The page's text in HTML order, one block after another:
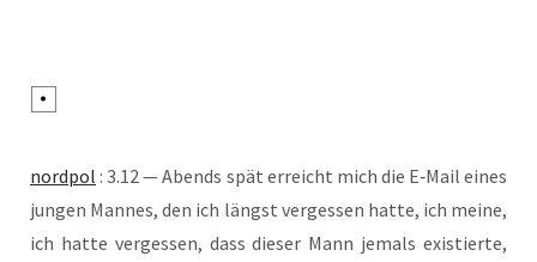
nord­pol : 3.12 — Abends spät erreicht mich die E‑Mail eines
jun­gen Man­nes, den ich längst ver­ges­sen hat­te, ich mei­ne,
ich hat­te ver­ges­sen, dass die­ser Mann jemals exis­tier­te,